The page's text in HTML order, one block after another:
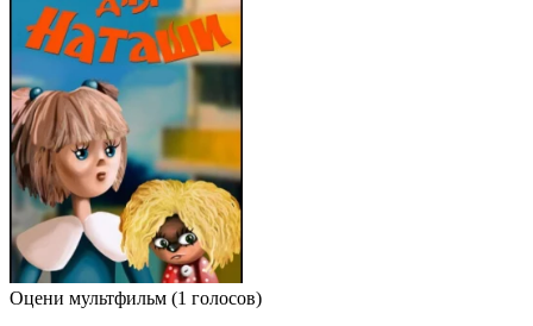
Оцени мультфильм (1 голосов)